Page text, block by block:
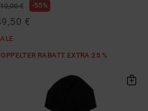
€ 55%
€
RABATT EXTRA 25 %